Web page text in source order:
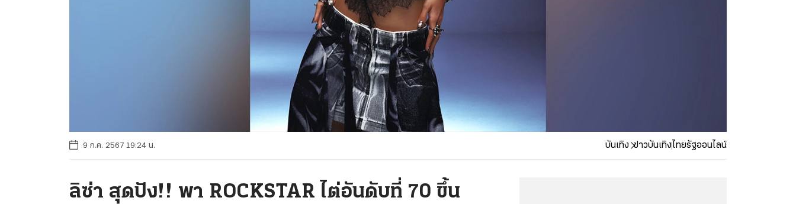
9 ก.ค. 2567 19:24 น. บันเทิง ข่าวบันเทิงไทยรัฐออนไลน์
ลิซ่า สุดปัง!! พา ROCKSTAR ไต่อันดับที่ 70 ขึ้น